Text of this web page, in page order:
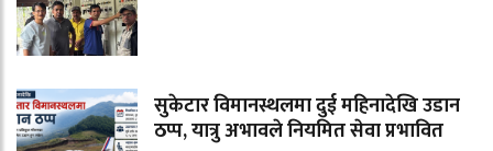
सुकेटार विमानस्थलमा दुई महिनादेखि उडान
ठप्प, यात्रु अभावले नियमित सेवा प्रभावित